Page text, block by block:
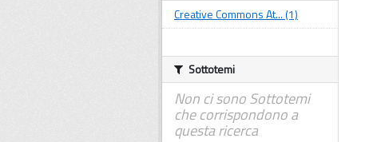
Creative Commons At... (1)
Sottotemi
Non ci sono Sottotemi
che corrispondono a
questa ricerca